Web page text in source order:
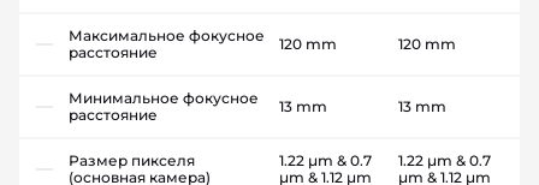
Максимальное фокусное
расстояние
120 mm 120 mm
Минимальное фокусное
расстояние
13 mm 13 mm
Размер пикселя
(основная камера)
1.22 µm & 0.7
µm & 1.12 µm
1.22 µm & 0.7
µm & 1.12 µm